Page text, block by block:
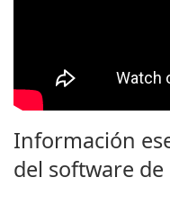
Información
del software